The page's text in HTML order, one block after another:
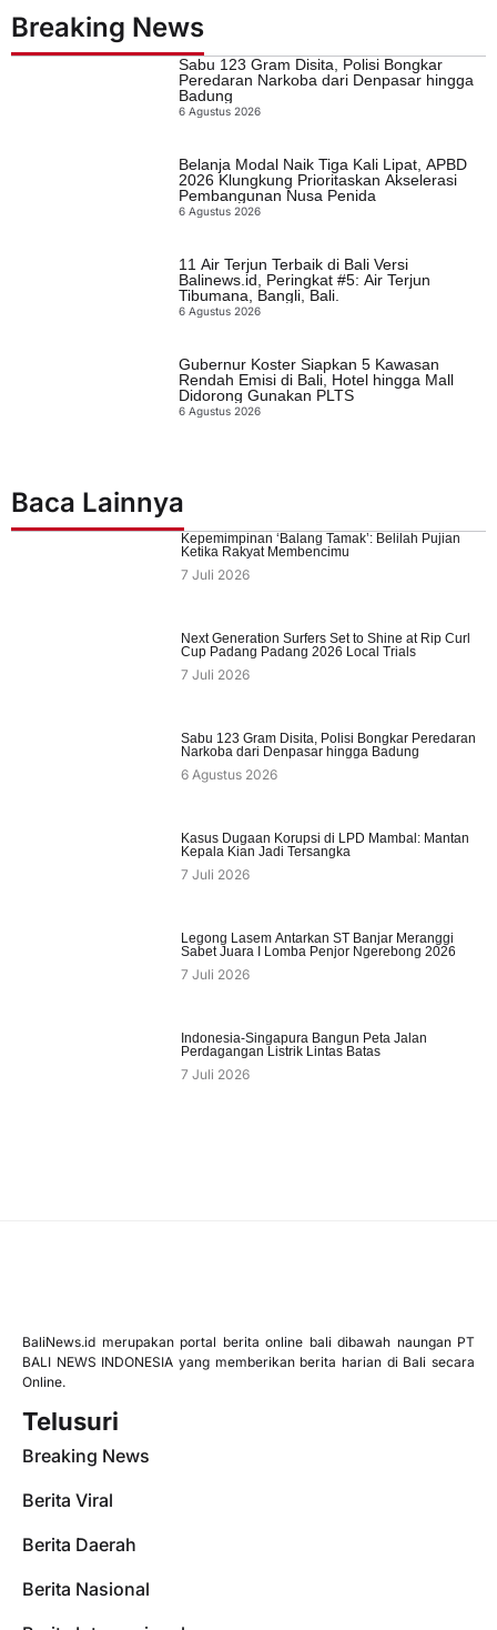
Breaking News
Sabu 123 Gram Disita, Polisi Bongkar
Peredaran Narkoba dari Denpasar hingga
Badung
6 Agustus 2026
Belanja Modal Naik Tiga Kali Lipat, APBD
2026 Klungkung Prioritaskan Akselerasi
Pembangunan Nusa Penida
6 Agustus 2026
11 Air Terjun Terbaik di Bali Versi
Balinews.id, Peringkat #5: Air Terjun
Tibumana, Bangli, Bali.
6 Agustus 2026
Gubernur Koster Siapkan 5 Kawasan
Rendah Emisi di Bali, Hotel hingga Mall
Didorong Gunakan PLTS
6 Agustus 2026
Baca Lainnya
Kepemimpinan ‘Balang Tamak’: Belilah Pujian
Ketika Rakyat Membencimu
7 Juli 2026
Next Generation Surfers Set to Shine at Rip Curl
Cup Padang Padang 2026 Local Trials
7 Juli 2026
Sabu 123 Gram Disita, Polisi Bongkar Peredaran
Narkoba dari Denpasar hingga Badung
6 Agustus 2026
Kasus Dugaan Korupsi di LPD Mambal: Mantan
Kepala Kian Jadi Tersangka
7 Juli 2026
Legong Lasem Antarkan ST Banjar Meranggi
Sabet Juara I Lomba Penjor Ngerebong 2026
7 Juli 2026
Indonesia-Singapura Bangun Peta Jalan
Perdagangan Listrik Lintas Batas
7 Juli 2026
BaliNews.id merupakan portal berita online bali dibawah naungan PT
BALI NEWS INDONESIA yang memberikan berita harian di Bali secara
Online.
Telusuri
Breaking News
Berita Viral
Berita Daerah
Berita Nasional